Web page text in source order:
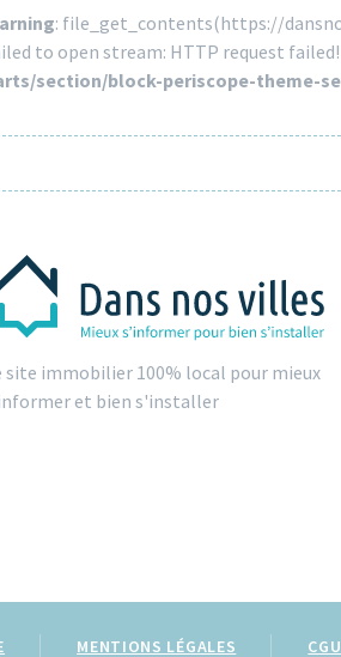
: file_get_contents(https://
to open stream: HTTP request
section/block-periscope-theme-
site immobilier 100% local pour mieux
et bien s'installer
MENTIONS LÉGALES CGU